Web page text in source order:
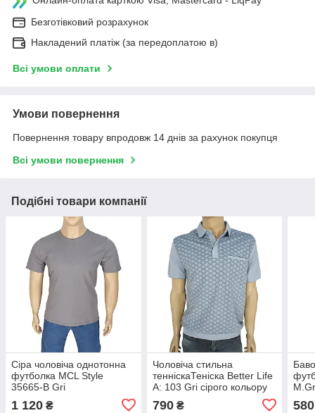
Безготівковий розрахунок
Накладений платіж (за передоплатою в)
Всі умови оплати
Умови повернення
Повернення товару впродовж 14 днів за рахунок покупця
Всі умови повернення
Подібні товари компанії
Сіра чоловіча однотонна
футболка MCL Style
35665-B Gri
1 120 ₴
Чоловіча стильна
тенніскаТеніска Better Life
A: 103 Gri сірого кольору
790₴ 580